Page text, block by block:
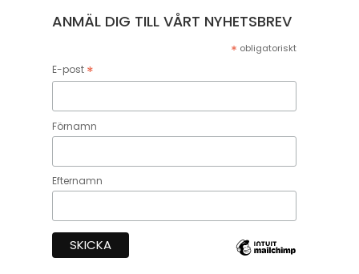
ANMÄL DIG TILL VÅRT NYHETSBREV
* obligatoriskt
E-post *
Förnamn
Efternamn